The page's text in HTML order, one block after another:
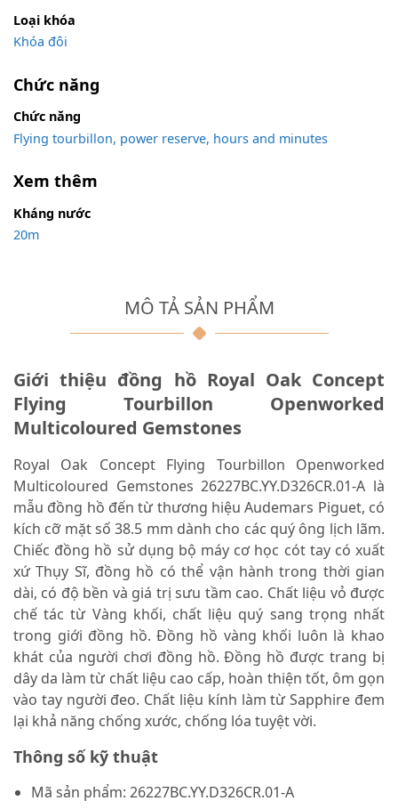
MÔ TẢ SẢN PHẨM
Giới thiệu đồng hồ Royal Oak Concept
Flying Tourbillon Openworked
Multicoloured Gemstones
Royal Oak Concept Flying Tourbillon Openworked
Multicoloured Gemstones 26227BC.YY.D326CR.01-A là
mẫu đồng hồ đến từ thương hiệu Audemars Piguet, có
kích cỡ mặt số 38.5 mm dành cho các quý ông lịch lãm.
Chiếc đồng hồ sử dụng bộ máy cơ học cót tay có xuất
xứ Thụy Sĩ, đồng hồ có thể vận hành trong thời gian
dài, có độ bền và giá trị sưu tầm cao. Chất liệu vỏ được
chế tác từ Vàng khối, chất liệu quý sang trọng nhất
trong giới đồng hồ. Đồng hồ vàng khối luôn là khao
khát của người chơi đồng hồ. Đồng hồ được trang bị
dây da làm từ chất liệu cao cấp, hoàn thiện tốt, ôm gọn
vào tay người đeo. Chất liệu kính làm từ Sapphire đem
lại khả năng chống xước, chống lóa tuyệt vời.
Thông số kỹ thuật
Mã sản phẩm: 26227BC.YY.D326CR.01-A
Loại khóa
Khóa đôi
Chức năng
Chức năng
Flying tourbillon, power reserve, hours and minutes
Xem thêm
Kháng nước
20m